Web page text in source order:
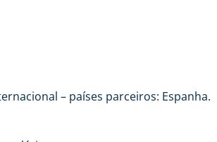
– países parceiros: Espanha.